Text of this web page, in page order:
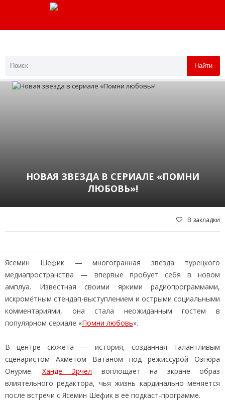
Найти
НОВАЯ ЗВЕЗДА В СЕРИАЛЕ «ПОМНИ
ЛЮБОВЬ»!
В закладки
Ясемин Шефик — многогранная звезда турецкого
медиапространства — впервые пробует себя в новом
амплуа. Известная своими яркими радиопрограммами,
искромётным стендап-выступлением и острыми социальными
комментариями, она стала неожиданным гостем в
популярном сериале «Помни любовь».
В центре сюжета — история, созданная талантливым
сценаристом Ахметом Ватаном под режиссурой Озгюра
Онурме. Ханде Эрчел воплощает на экране образ
влиятельного редактора, чья жизнь кардинально меняется
после встречи с Ясемин Шефик в её подкаст-программе.